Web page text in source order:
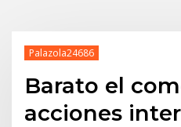
Palazola24686
Barato el
acciones